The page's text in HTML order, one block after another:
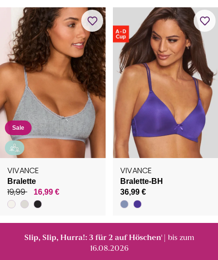
Sale
VIVANCE
Bralette
19,99 16,99 €
VIVANCE
Bralette-BH
36,99 €
Slip, Slip, Hurra!: 3 für 2 auf Höschen¹ | bis zum
16.08.2026